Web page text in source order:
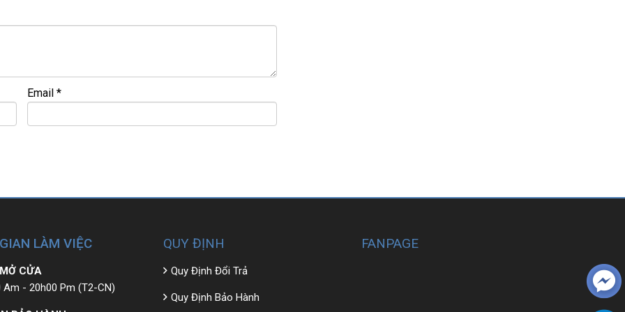
GIÁ RẺ.
ra hãng check! >>>
Email *
LÀM VIỆC
CỬA
Am - 20h00 Pm (T2-CN)
QUY ĐỊNH
Quy Định Đổi Trả
Quy Định Bảo Hành
FANPAGE